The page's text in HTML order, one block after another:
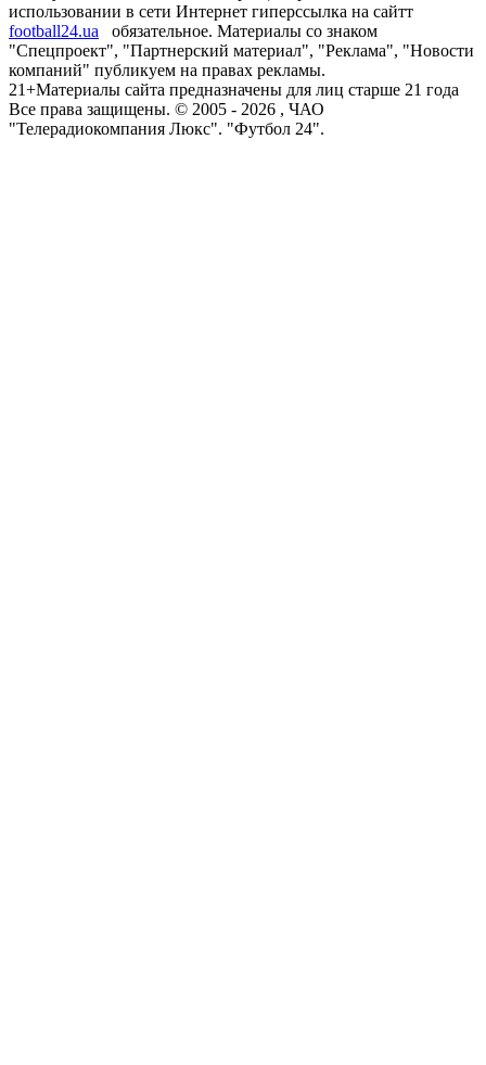
использовании в сети Интернет гиперссылка на сайтт
football24.ua
обязательное. Материалы со знаком
"Спецпроект", "Партнерский материал", "Реклама", "Новости
компаний" публикуем на правах рекламы.
21+Материалы сайта предназначены для лиц старше 21 года
Все права защищены. © 2005 - 2026 , ЧАО
"Телерадиокомпания Люкс". "Футбол 24".